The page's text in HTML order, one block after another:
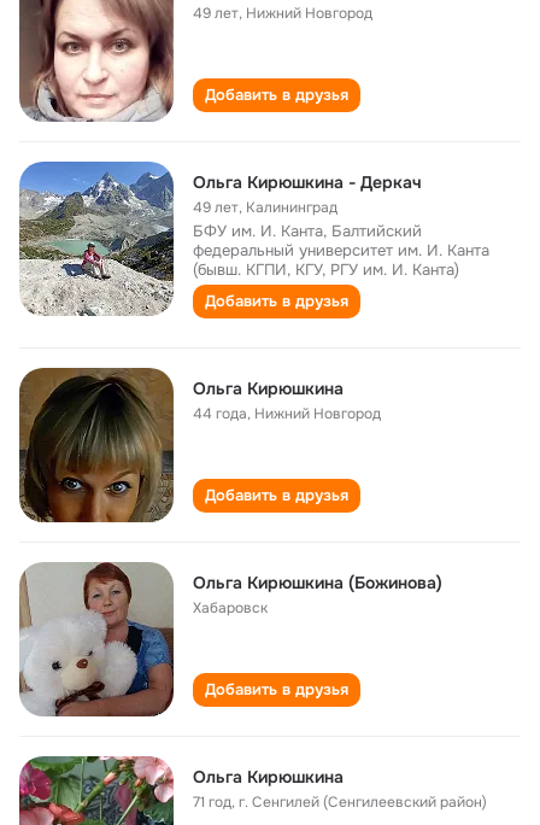
49 лет, Нижний Новгород
Добавить в друзья
Ольга Кирюшкина - Деркач
49 лет, Калининград
БФУ им. И. Канта, Балтийский
федеральный университет им. И. Канта
(бывш. КГПИ, КГУ, РГУ им. И. Канта)
Добавить в друзья
Ольга Кирюшкина
44 года, Нижний Новгород
Добавить в друзья
Ольга Кирюшкина (Божинова)
Хабаровск
Добавить в друзья
Ольга Кирюшкина
71 год,г. Сенгилей (Сенгилеевский район)